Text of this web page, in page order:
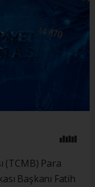
(TCMB) Para
Başkanı Fatih